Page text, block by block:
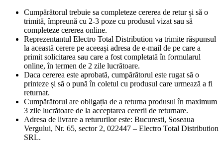
Cumpărătorul trebuie sa completeze cererea de retur și să o
trimită, împreună cu 2-3 poze cu produsul vizat sau să
completeze cererea online.
Reprezentantul Electro Total Distribution va trimite răspunsul
la această cerere pe aceeași adresa de e-mail de pe care a
primit solicitarea sau care a fost completată în formularul
online, în termen de 2 zile lucrătoare.
Daca cererea este aprobată, cumpărătorul este rugat să o
printeze și să o pună în coletul cu produsul care urmează a fi
returnat.
Cumpărătorul are obligația de a returna produsul în maximum
3 zile lucrătoare de la acceptarea cererii de returnare.
Adresa de livrare a retururilor este: Bucuresti, Soseaua
Vergului, Nr. 65, sector 2, 022447 – Electro Total Distribution
SRL.